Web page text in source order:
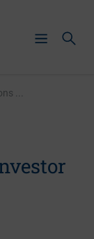
...